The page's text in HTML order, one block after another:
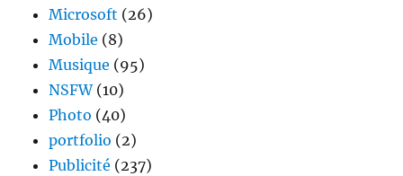
Microsoft (26)
Mobile (8)
Musique (95)
NSFW(10)
Photo (40)
portfolio (2)
Publicité (237)